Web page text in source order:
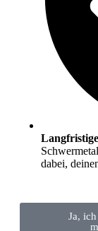
dabei,
Ja,